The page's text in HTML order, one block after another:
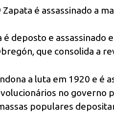
Zapata é assassinado a
é deposto e assassinado
que consolida a
a luta em 1920 e é
no governo
populares